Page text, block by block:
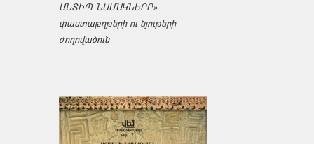
ԱՆՏԻՊ ՆԱՄԱԿՆԵՐԸ»
փաստաթղթերի ու նյութերի
ժողովածուն